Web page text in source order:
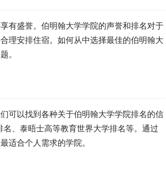
有盛誉。伯明翰大学学院的声誉和排名对于
理安排住宿。如何从中选择最佳的伯明翰大
。
可以找到各种关于伯明翰大学学院排名的信
、泰晤士高等教育世界大学排名等。通过
适合个人需求的学院。